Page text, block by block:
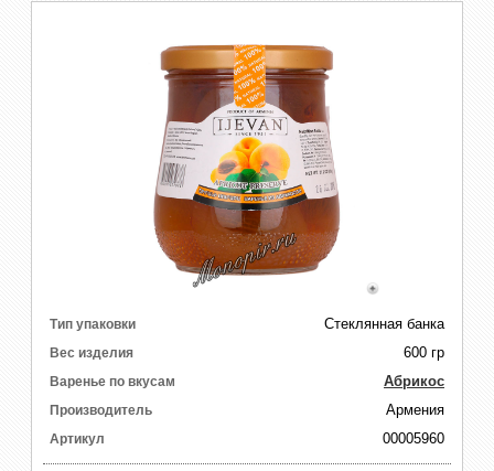
Тип упаковки Стеклянная банка
Вес изделия 600 гр
Варенье по вкусам Абрикос
Производитель Армения
Артикул 00005960